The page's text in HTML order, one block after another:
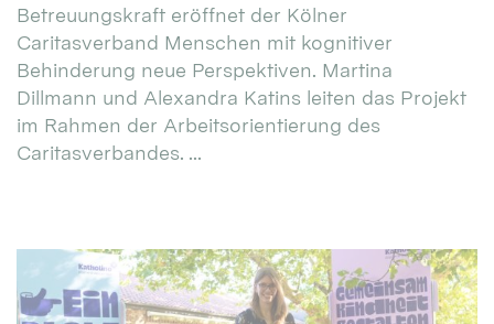
Betreuungskraft eröffnet der Kölner
Caritasverband Menschen mit kognitiver
Behinderung neue Perspektiven. Martina
Dillmann und Alexandra Katins leiten das Projekt
im Rahmen der Arbeitsorientierung des
Caritasverbandes. ...